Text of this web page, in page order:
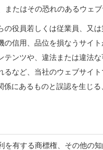
たはその恐れのあるウェ
役員若しくは従業員、又
信用、品位を損なうサイト
ンツや、違法または違法
るなど、当社のウェブサイ
にあるものと誤認を生じ
を有する商標権、その他の